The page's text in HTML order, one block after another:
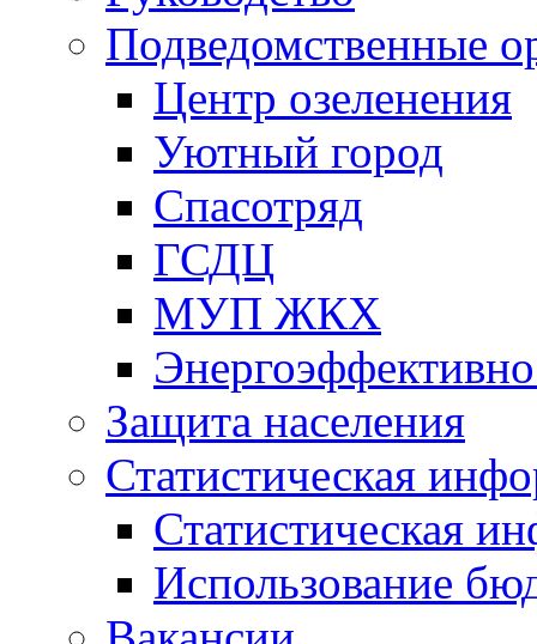
Подведомственные
Центр озеленения
Уютный город
Спасотряд
ГСДЦ
МУП ЖКХ
Защита населения
Статистическая
Статистическая
Использование